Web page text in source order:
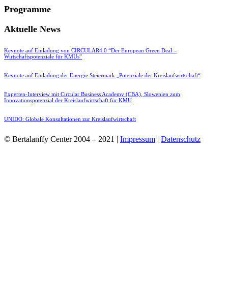
Programme
Aktuelle News
Keynote auf Einladung von CIRCULAR4.0 “Der European Green Deal –
Wirtschaftspotenziale für KMUs”
Keynote auf Einladung der Energie Steiermark „Potenziale der Kreislaufwirtschaft“
Experten-Interview mit Circular Business Academy (CBA), Slowenien zum
Innovationspotenzial der Kreislaufwirtschaft für KMU
UNIDO: Globale Konsultationen zur Kreislaufwirtschaft
© Bertalanffy Center 2004 – 2021 | Impressum | Datenschutz